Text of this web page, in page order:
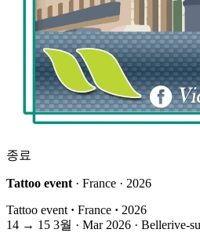
종료
Tattoo event · France · 2026
Tattoo event · France · 2026
14 → 15 3월 · Mar 2026 · Bellerive-